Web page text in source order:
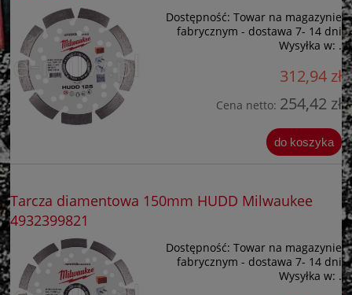
Dostępność: Towar na magazynie
fabrycznym - dostawa 7- 14 dni
Wysyłka w: .
312,94 zł
Cena netto: 254,42 zł
do koszyka
Tarcza diamentowa 150mm HUDD Milwaukee
4932399821
Dostępność: Towar na magazynie
fabrycznym - dostawa 7- 14 dni
Wysyłka w: .